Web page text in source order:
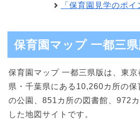
「保育園見学のポ
保育園マップ 一都三
保育園マップ 一都三県版は、東
県・千葉県にある10,260カ所の
の公園、851カ所の図書館、972
した地図サイトです。